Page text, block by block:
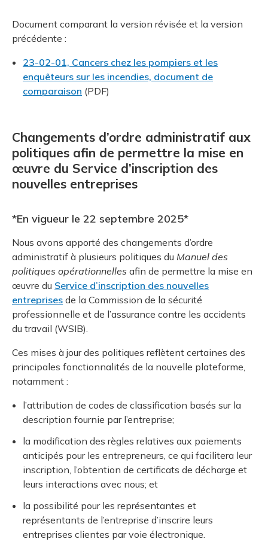
Document comparant la version révisée et la version
précédente :
23-02-01, Cancers chez les pompiers et les
enquêteurs sur les incendies, document de
comparaison (PDF)
Changements d’ordre administratif aux
politiques afin de permettre la mise en
œuvre du Service d’inscription des
nouvelles entreprises
*En vigueur le 22 septembre 2025*
Nous avons apporté des changements d’ordre
administratif à plusieurs politiques du Manuel des
politiques opérationnelles afin de permettre la mise en
œuvre du Service d’inscription des nouvelles
entreprises de la Commission de la sécurité
professionnelle et de l’assurance contre les accidents
du travail (WSIB).
Ces mises à jour des politiques reflètent certaines des
principales fonctionnalités de la nouvelle plateforme,
notamment :
l’attribution de codes de classification basés sur la
description fournie par l’entreprise;
la modification des règles relatives aux paiements
anticipés pour les entrepreneurs, ce qui facilitera leur
inscription, l’obtention de certificats de décharge et
leurs interactions avec nous; et
la possibilité pour les représentantes et
représentants de l’entreprise d’inscrire leurs
entreprises clientes par voie électronique.